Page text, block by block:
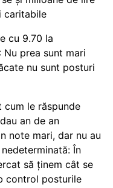
caritabile
cu 9.70 la
prea sunt mari
nu sunt posturi
cum le răspunde
an de an
note mari, dar nu au
În
să ținem cât se
control posturile